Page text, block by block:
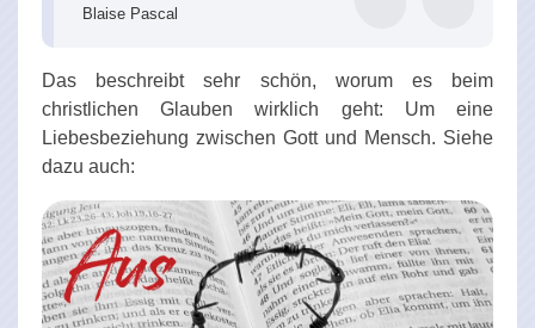
Blaise Pascal
Das beschreibt sehr schön, worum es beim
christlichen Glauben wirklich geht: Um eine
Liebesbeziehung zwischen Gott und Mensch. Siehe
dazu auch: